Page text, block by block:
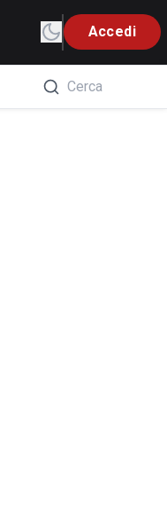
Accedi